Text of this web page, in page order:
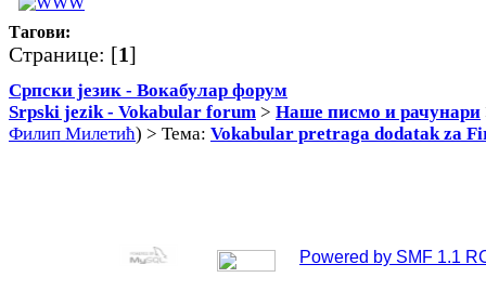
Тагови:
Странице: [1]
Српски језик - Вокабулар форум
Srpski jezik - Vokabular forum > Наше писмо и рачунари
Филип Милетић) > Тема: Vokabular pretraga dodatak za
Powered by SMF 1.1